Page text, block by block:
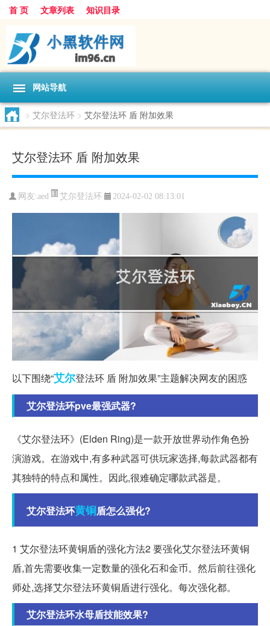
首 页 文章列表 知识目录
网站导航
> 艾尔登法环 > 艾尔登法环 盾 附加效果
艾尔登法环 盾 附加效果
网友:aed 艾尔登法环 2024-02-02 08:13:01
以下围绕“艾尔登法环 盾 附加效果”主题解决网友的困惑
艾尔登法环pve最强武器?
《艾尔登法环》(Elden Ring)是一款开放世界动作角色扮
演游戏。在游戏中,有多种武器可供玩家选择,每款武器都有
其独特的特点和属性。因此,很难确定哪款武器是。
艾尔登法环黄铜盾怎么强化?
1 艾尔登法环黄铜盾的强化方法2 要强化艾尔登法环黄铜
盾,首先需要收集一定数量的强化石和金币。然后前往强化
师处,选择艾尔登法环黄铜盾进行强化。每次强化都。
艾尔登法环水母盾技能效果?